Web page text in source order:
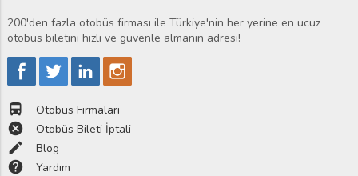
200'den fazla otobüs firması ile Türkiye'nin her yerine en ucuz
otobüs biletini hızlı ve güvenle almanın adresi!
directions_bus Otobüs Firmaları
cancel Otobüs Bileti İptali
edit Blog
help Yardım